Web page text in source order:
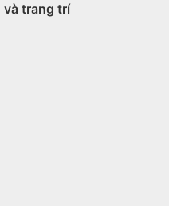
và trang trí